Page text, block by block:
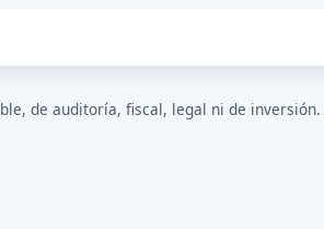
de auditoría, fiscal, legal ni de inversión.